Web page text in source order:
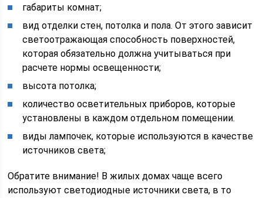
габариты комнат;
вид отделки стен, потолка и пола. От этого зависит
светоотражающая способность поверхностей,
которая обязательно должна учитываться при
расчете нормы освещенности;
высота потолка;
количество осветительных приборов, которые
установлены в каждом отдельном помещении.
виды лампочек, которые используются в качестве
источников света;
Обратите внимание! В жилых домах чаще всего
используют светодиодные источники света, в то